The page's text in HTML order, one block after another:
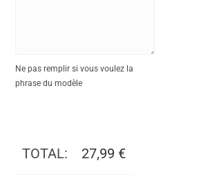
Ne pas remplir si vous voulez la
phrase du modèle
TOTAL: 27,99 €